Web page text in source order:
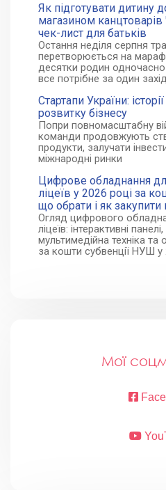
Як підготувати дитину
магазином
чек-лист для батьків
Остання неділя серпня
перетворюється на
десятки родин
все потрібне за один захід
Стартапи України:
розвитку бізнесу
Попри повномасштабну
команди продовжують
продукти, залучати
міжнародні ринки
Цифрове обладнання
ліцеїв у 2026 році за
що обрати і як
Огляд цифрового
ліцеїв: інтерактивні
мультимедійна техніка та
за кошти субвенції НУШ у
Мої